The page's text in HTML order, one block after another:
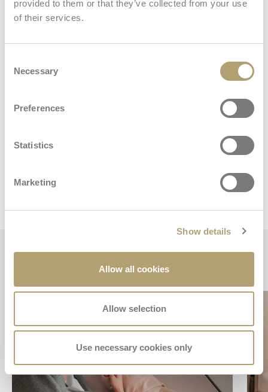
provided to them or that they’ve collected from your use
of their services.
Selection
Necessary
Preferences
Statistics
Marketing
Show details
Allow all cookies
Allow selection
Use necessary cookies only
Saco de transporte
Principais características